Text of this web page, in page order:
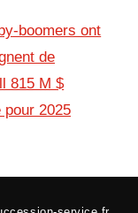
boomers ont
de
815 M $
2025